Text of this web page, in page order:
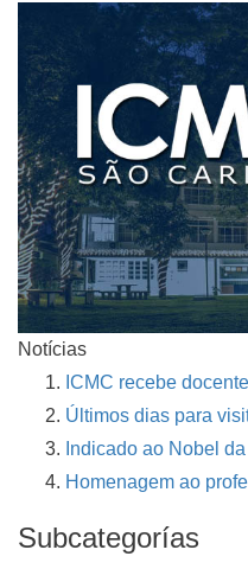
Notícias
ICMC recebe
Últimos dias para
Indicado ao Nobel
Homenagem ao
Subcategorías